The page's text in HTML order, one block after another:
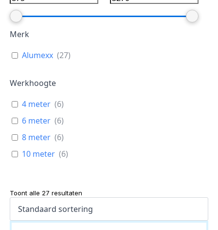
Merk
Alumexx (27)
Werkhoogte
4 meter (6)
6 meter (6)
8 meter (6)
10 meter (6)
Toont alle 27 resultaten